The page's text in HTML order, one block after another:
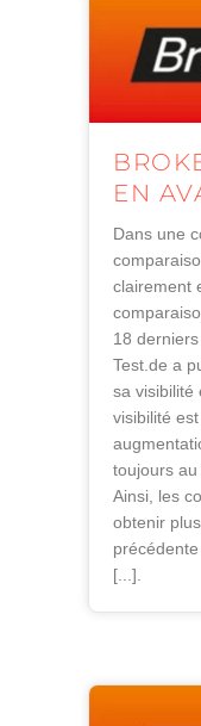
EN
Dans une
clairement
18
Test.de a
sa visibilité
visibilité
toujours
Ainsi, les
obtenir
[...].